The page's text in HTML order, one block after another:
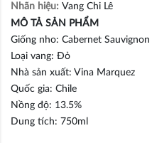
Nhãn hiệu: Vang Chi Lê
MÔ TẢ SẢN PHẨM
Giống nho: Cabernet Sauvignon
Loại vang: Đỏ
Nhà sản xuất: Vina Marquez
Quốc gia: Chile
Nồng độ: 13.5%
Dung tích: 750ml